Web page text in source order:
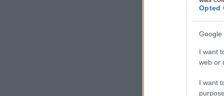
Opted
Google
I want
web or
I want